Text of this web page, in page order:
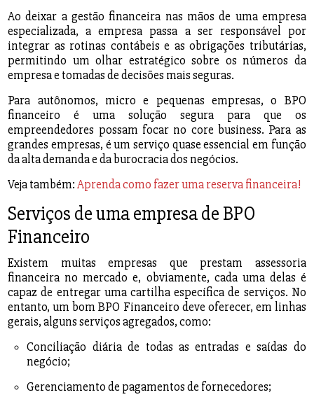
Ao deixar a gestão financeira nas mãos de uma empresa
especializada, a empresa passa a ser responsável por
integrar as rotinas contábeis e as obrigações tributárias,
permitindo um olhar estratégico sobre os números da
empresa e tomadas de decisões mais seguras.
Para autônomos, micro e pequenas empresas, o BPO
financeiro é uma solução segura para que os
empreendedores possam focar no core business. Para as
grandes empresas, é um serviço quase essencial em função
da alta demanda e da burocracia dos negócios.
Veja também:Aprenda como fazer uma reserva financeira!
Serviços de uma empresa de BPO
Financeiro
Existem muitas empresas que prestam assessoria
financeira no mercado e, obviamente, cada uma delas é
capaz de entregar uma cartilha específica de serviços. No
entanto, um bom BPO Financeiro deve oferecer, em linhas
gerais, alguns serviços agregados, como:
Conciliação diária de todas as entradas e saídas do
negócio;
Gerenciamento de pagamentos de fornecedores;